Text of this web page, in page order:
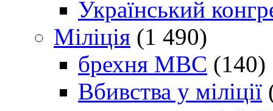
Український
Міліція (1 490)
брехня МВС (140)
Вбивства у міліції